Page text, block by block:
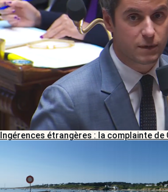
Ingérences étrangères : la complainte de